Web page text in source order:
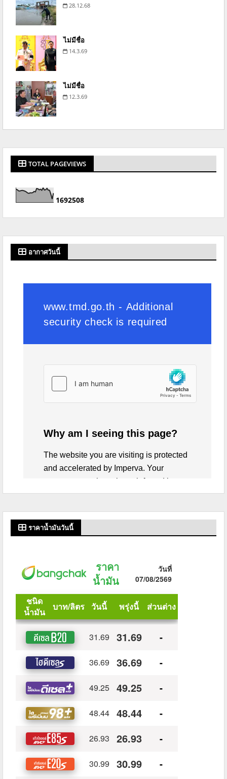
28.12.68
ไม่มีชื่อ
14.3.69
ไม่มีชื่อ
12.3.69
TOTAL PAGEVIEWS
1692508
อากาศวันนี้
ราคาน้ำมันวันนี้